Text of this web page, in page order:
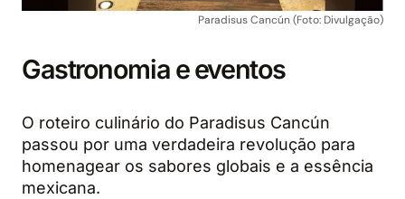
Paradisus Cancún (Foto: Divulgação)
Gastronomia e eventos
O roteiro culinário do Paradisus Cancún
passou por uma verdadeira revolução para
homenagear os sabores globais e a essência
mexicana.